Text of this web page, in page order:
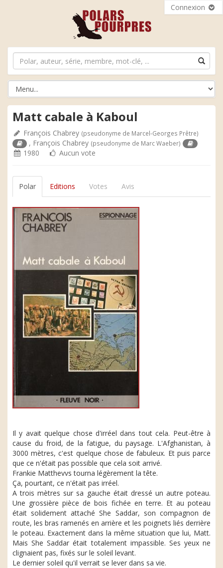
Connexion
Matt cabale à Kaboul
François Chabrey (pseudonyme de Marcel-Georges Prêtre)
, François Chabrey (pseudonyme de Marc Waeber)
1980 Aucun vote
Polar Editions Votes Avis
Il y avait quelque chose d'irréel dans tout cela. Peut-être à
cause du froid, de la fatigue, du paysage. L'Afghanistan, à
3000 mètres, c'est quelque chose de fabuleux. Et puis parce
que ce n'était pas possible que cela soit arrivé.
Frankie Matthevvs tourna légèrement la tête.
Ça, pourtant, ce n'était pas irréel.
A trois mètres sur sa gauche était dressé un autre poteau.
Une grossière pièce de bois fichée en terre. Et au poteau
était solidement attaché She Saddar, son compagnon de
route, les bras ramenés en arrière et les poignets liés derrière
le poteau. Exactement dans la même situation que lui, Matt.
Mais She Saddar était totalement impassible. Ses yeux ne
clignaient pas, fixés sur le soleil levant.
Le dernier soleil qu'il verrait se lever dans sa vie.